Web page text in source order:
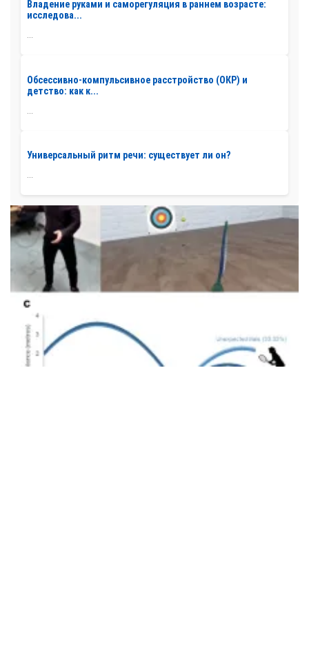
Владение руками и саморегуляция в раннем возрасте:
исследова...
...
Обсессивно-компульсивное расстройство (ОКР) и
детство: как к...
Универсальный ритм речи: существует ли он?
...